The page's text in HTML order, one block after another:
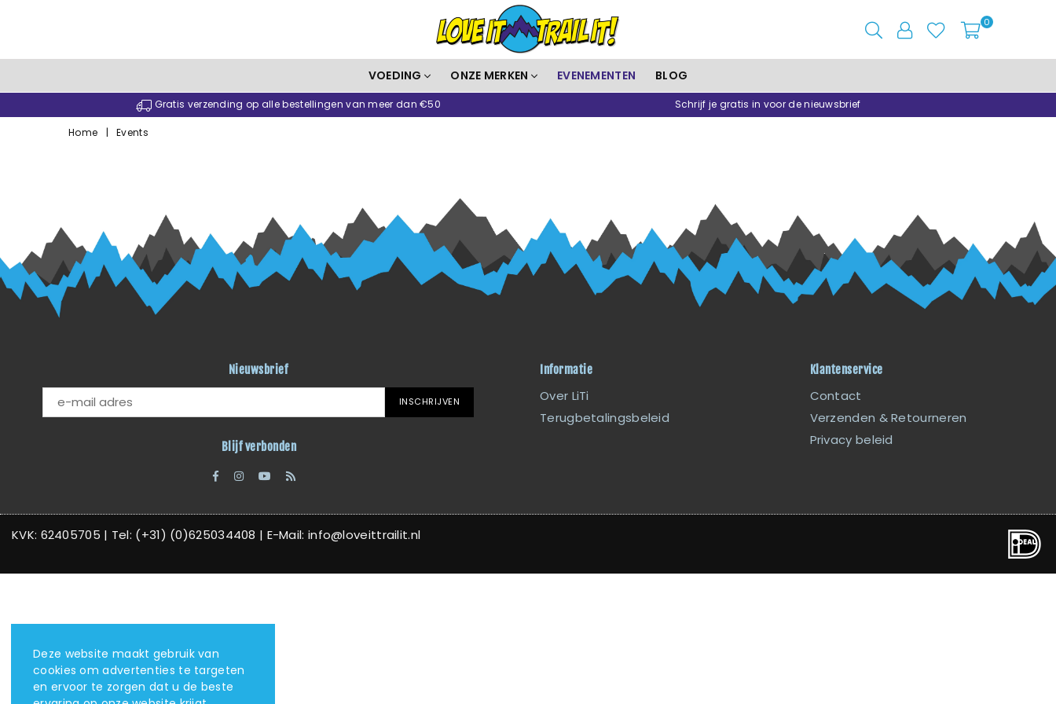
Deze website maakt gebruik van
cookies om advertenties te targeten
en ervoor te zorgen dat u de beste
Love
It
Trail
0
VOEDING ONZE MERKEN EVENEMENTEN BLOG
Gratis verzending op alle bestellingen van meer dan €50 Schrijf je gratis in voor de nieuwsbrief
Home | Events
Nieuwsbrief
INSCHRIJVEN
Blijf verbonden
FacebookInstagram
YouTube
RSS
Informatie
Over LiTi
Terugbetalingsbeleid
Klantenservice
Contact
Verzenden & Retourneren
Privacy beleid
KVK: 62405705 | Tel: (+31) (0)625034408 | E-Mail: info@loveittrailit.nl